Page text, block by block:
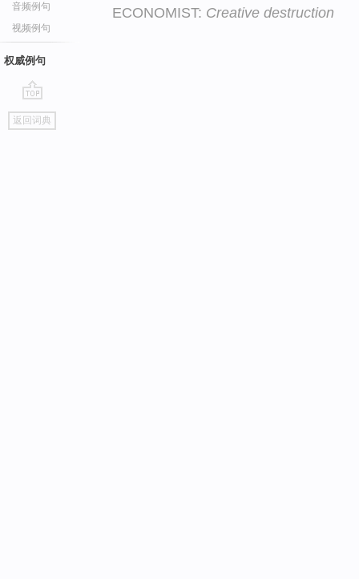
音频例句
视频例句
权威例句
go
top
返回词典
ECONOMIST: Creative destruction